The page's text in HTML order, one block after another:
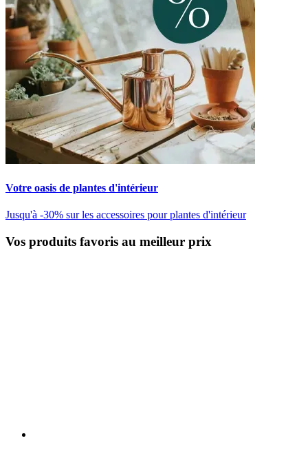
Votre oasis de plantes d'intérieur
Jusqu'à -30% sur les accessoires pour plantes d'intérieur
Vos produits favoris au meilleur prix